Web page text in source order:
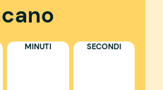
MINUTI SECONDI